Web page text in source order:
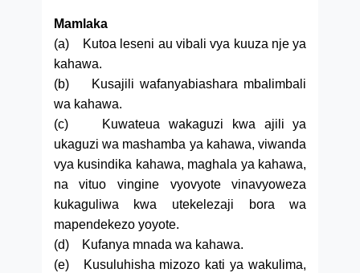
Mamlaka
(a) Kutoa leseni au vibali vya kuuza nje ya
kahawa.
(b) Kusajili wafanyabiashara mbalimbali
wa kahawa.
(c) Kuwateua wakaguzi kwa ajili ya
ukaguzi wa mashamba ya kahawa, viwanda
vya kusindika kahawa, maghala ya kahawa,
na vituo vingine vyovyote vinavyoweza
kukaguliwa kwa utekelezaji bora wa
mapendekezo yoyote.
(d) Kufanya mnada wa kahawa.
(e) Kusuluhisha mizozo kati ya wakulima,